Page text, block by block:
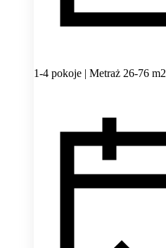
1-4 pokoje | Metraż 26-76 m2